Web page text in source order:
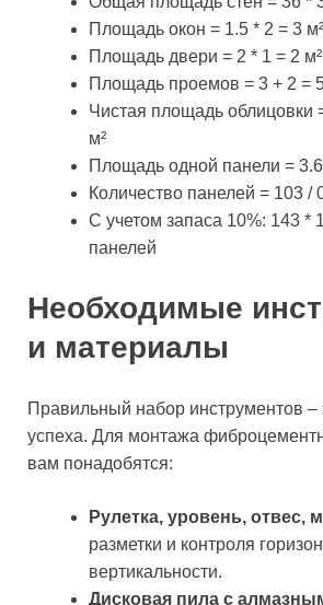
Площадь окон = 1.5 * 2 = 3 м²
Площадь двери = 2 * 1 = 2 м²
Площадь проемов = 3 + 2 =
Чистая площадь облицовки
м²
Площадь одной панели =
Количество панелей = 103 /
С учетом запаса 10%: 143 *
панелей
Необходимые
и материалы
Правильный набор инструментов –
успеха. Для монтажа
вам понадобятся:
Рулетка, уровень, отвес,
разметки и контроля
вертикальности.
Дисковая пила с